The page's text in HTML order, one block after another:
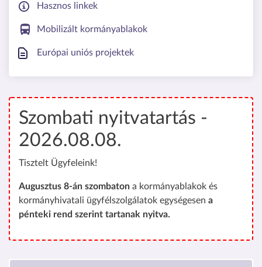
Hasznos linkek
Mobilizált kormányablakok
Európai uniós projektek
Szombati nyitvatartás -
2026.08.08.
Tisztelt Ügyfeleink!
Augusztus 8-án szombaton a kormányablakok és
kormányhivatali ügyfélszolgálatok egységesen a
pénteki rend szerint tartanak nyitva.